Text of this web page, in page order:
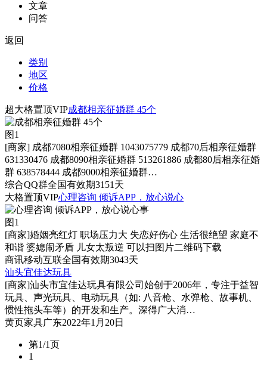
文章
问答
返回
类别
地区
价格
超大格置顶VIP成都相亲征婚群 45个
图1
[商家] 成都7080相亲征婚群 1043075779 成都70后相亲征婚群
631330476 成都8090相亲征婚群 513261886 成都80后相亲征婚
群 638578444 成都9000相亲征婚群…
综合QQ群全国有效期3151天
大格置顶VIP心理咨询 倾诉APP，放心说心
图1
[商家]婚姻亮红灯 职场压力大 失恋好伤心 生活很绝望 家庭不
和谐 婆媳闹矛盾 儿女太叛逆 可以扫图片二维码下载
商讯移动互联全国有效期3043天
汕头宜佳达玩具
[商家]汕头市宜佳达玩具有限公司始创于2006年，专注于益智
玩具、声光玩具、电动玩具（如: 八音枪、水弹枪、故事机、
惯性拖头车等）的开发和生产。深得广大消…
黄页家具广东2022年1月20日
第1/1页
1